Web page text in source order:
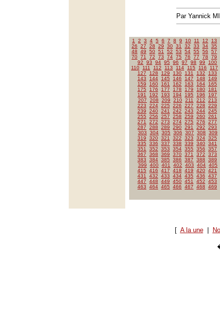
Par Yannick
1 2 3 4 5 6 7 8 9 10 11 12
13
26
27 28 29 30 31 32 33 34 35
48
49 50 51 52 53 54 55 56
57
70 71 72 73 74 75 76 77 78
79
92
93 94 95 96 97 98 99
100
110
111 112 113 114 115 116
117
127
128 129 130 131 132
133
143
144 145 146 147 148
149
159
160 161 162 163 164
165
175
176 177 178 179 180
181
191
192 193 194 195 196
197
207
208 209 210 211 212
213
223
224 225 226 227 228
229
239
240 241 242 243 244 245
255
256 257 258 259 260 261
271
272 273 274 275 276
277
287
288 289 290 291 292
293
303
304 305 306 307 308
309
319
320 321 322 323 324 325
335
336 337 338 339 340 341
351
352 353 354 355 356
357
367
368 369 370 371 372
373
383
384 385 386 387 388
389
399
400 401 402 403 404 405
415
416 417 418 419 420 421
431
432 433 434 435 436
437
447
448 449 450 451 452
453
463
464 465 466 467 468 469
[ A la une|